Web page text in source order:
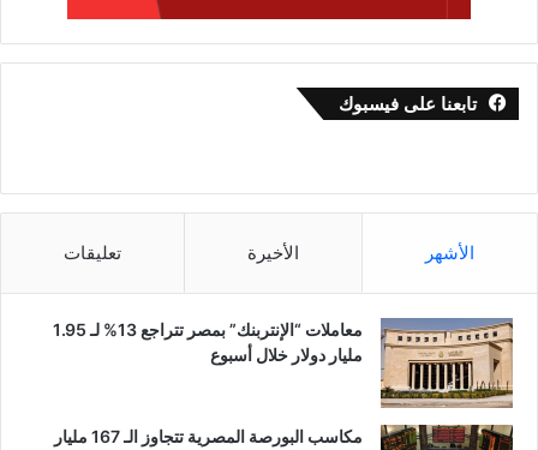
تابعنا على فيسبوك
الأشهر الأخيرة تعليقات
معاملات “الإنتربنك” بمصر تتراجع 13% لـ 1.95
مليار دولار خلال أسبوع
مكاسب البورصة المصرية تتجاوز الـ 167 مليار